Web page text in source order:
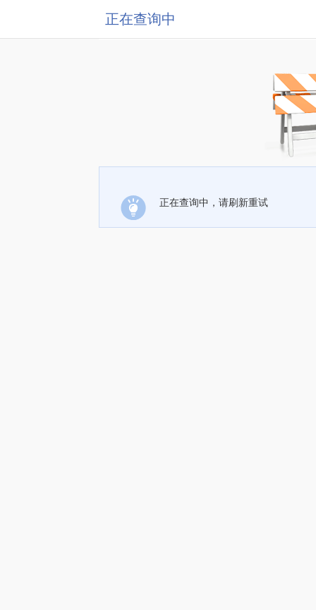
正在查询中
正在查询中，请刷新重试